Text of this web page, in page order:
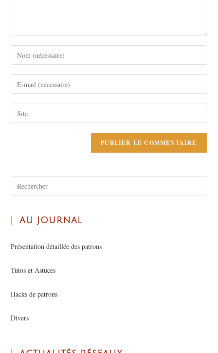
AU JOURNAL
Présentation détaillée des patrons
Tutos et Astuces
Hacks de patrons
Divers